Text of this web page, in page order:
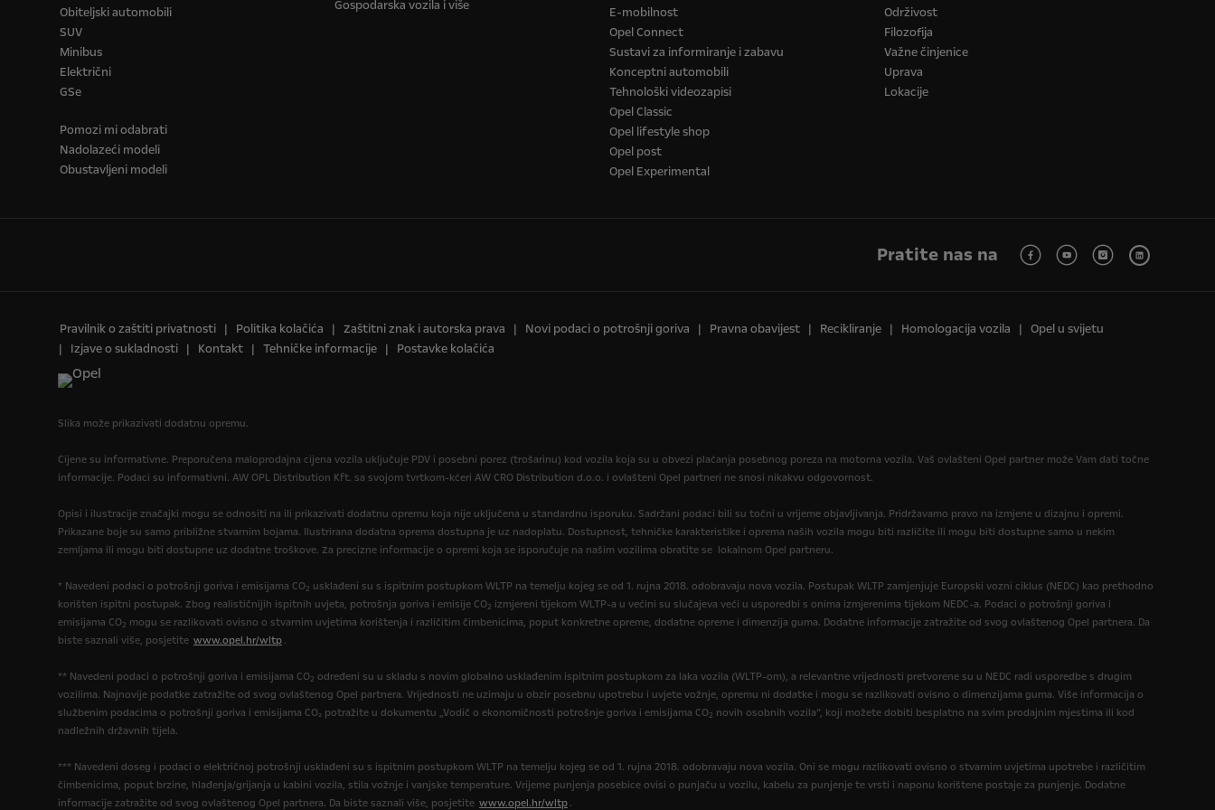
Obiteljski automobili
SUV
Minibus
Električni
GSe
Pomozi mi odabrati
Nadolazeći modeli
Obustavljeni modeli
Gospodarska vozila i više
E-mobilnost
Opel Connect
Sustavi za informiranje i zabavu
Konceptni automobili
Tehnološki videozapisi
Opel Classic
Opel lifestyle shop
Opel post
Opel Experimental
Održivost
Filozofija
Važne činjenice
Uprava
Lokacije
Pratite nas na
Pravilnik o zaštiti privatnosti Politika kolačića Zaštitni znak i autorska prava Novi podaci o potrošnji goriva Pravna obavijest Recikliranje Homologacija vozila
Opel u svijetu
Izjave o sukladnosti
Kontakt Tehničke informacije Postavke kolačića
Slika može prikazivati dodatnu opremu.
Cijene su informativne. Preporučena maloprodajna cijena vozila uključuje PDV i posebni porez (trošarinu) kod vozila koja su u obvezi plaćanja posebnog poreza na motorna vozila. Vaš ovlašteni Opel partner može Vam dati točne
informacije. Podaci su informativni. AW OPL Distribution Kft. sa svojom tvrtkom-kćeri AW CRO Distribution d.o.o. i ovlašteni Opel partneri ne snosi nikakvu odgovornost.
Opisi i ilustracije značajki mogu se odnositi na ili prikazivati dodatnu opremu koja nije uključena u standardnu isporuku. Sadržani podaci bili su točni u vrijeme objavljivanja. Pridržavamo pravo na izmjene u dizajnu i opremi.
Prikazane boje su samo približne stvarnim bojama. Ilustrirana dodatna oprema dostupna je uz nadoplatu. Dostupnost, tehničke karakteristike i oprema naših vozila mogu biti različite ili mogu biti dostupne samo u nekim
zemljama ili mogu biti dostupne uz dodatne troškove. Za precizne informacije o opremi koja se isporučuje na našim vozilima obratite se lokalnom Opel partneru.
* Navedeni podaci o potrošnji goriva i emisijama CO2 usklađeni su s ispitnim postupkom WLTP na temelju kojeg se od 1. rujna 2018. odobravaju nova vozila. Postupak WLTP zamjenjuje Europski vozni ciklus (NEDC) kao prethodno
korišten ispitni postupak. Zbog realističnijih ispitnih uvjeta, potrošnja goriva i emisije CO2 izmjereni tijekom WLTP-a u većini su slučajeva veći u usporedbi s onima izmjerenima tijekom NEDC-a. Podaci o potrošnji goriva i
emisijama CO2 mogu se razlikovati ovisno o stvarnim uvjetima korištenja i različitim čimbenicima, poput konkretne opreme, dodatne opreme i dimenzija guma. Dodatne informacije zatražite od svog ovlaštenog Opel partnera. Da
biste saznali više, posjetite www.opel.hr/wltp .
** Navedeni podaci o potrošnji goriva i emisijama CO2 određeni su u skladu s novim globalno usklađenim ispitnim postupkom za laka vozila (WLTP-om), a relevantne vrijednosti pretvorene su u NEDC radi usporedbe s drugim
vozilima. Najnovije podatke zatražite od svog ovlaštenog Opel partnera. Vrijednosti ne uzimaju u obzir posebnu upotrebu i uvjete vožnje, opremu ni dodatke i mogu se razlikovati ovisno o dimenzijama guma. Više informacija o
službenim podacima o potrošnji goriva i emisijama CO₂ potražite u dokumentu „Vodič o ekonomičnosti potrošnje goriva i emisijama CO2 novih osobnih vozila”, koji možete dobiti besplatno na svim prodajnim mjestima ili kod
nadležnih državnih tijela.
*** Navedeni doseg i podaci o električnoj potrošnji usklađeni su s ispitnim postupkom WLTP na temelju kojeg se od 1. rujna 2018. odobravaju nova vozila. Oni se mogu razlikovati ovisno o stvarnim uvjetima upotrebe i različitim
čimbenicima, poput brzine, hlađenja/grijanja u kabini vozila, stila vožnje i vanjske temperature. Vrijeme punjenja posebice ovisi o punjaču u vozilu, kabelu za punjenje te vrsti i naponu korištene postaje za punjenje. Dodatne
informacije zatražite od svog ovlaštenog Opel partnera. Da biste saznali više, posjetite www.opel.hr/wltp .